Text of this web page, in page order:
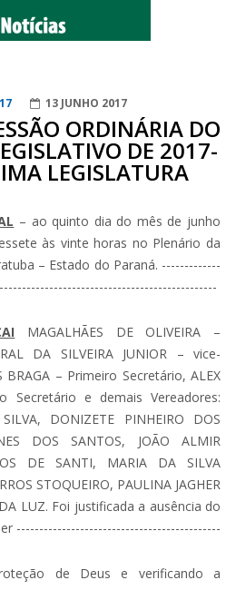
13 JUNHO 2017
ORDINÁRIA DO
DE 2017-
LEGISLATURA
– ao quinto dia do mês de junho
às vinte horas no Plenário da
– Estado do Paraná. -------------
MAGALHÃES DE OLIVEIRA –
DA SILVEIRA JUNIOR – vice-
BRAGA – Primeiro Secretário, ALEX
Secretário e demais Vereadores:
DONIZETE PINHEIRO DOS
DOS SANTOS, JOÃO ALMIR
DE SANTI, MARIA DA SILVA
STOQUEIRO, PAULINA JAGHER
LUZ. Foi justificada a ausência do
---------------------------------------------
de Deus e verificando a